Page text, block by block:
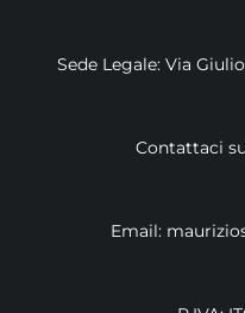
Sede Legale: Via
Contattaci
Email: